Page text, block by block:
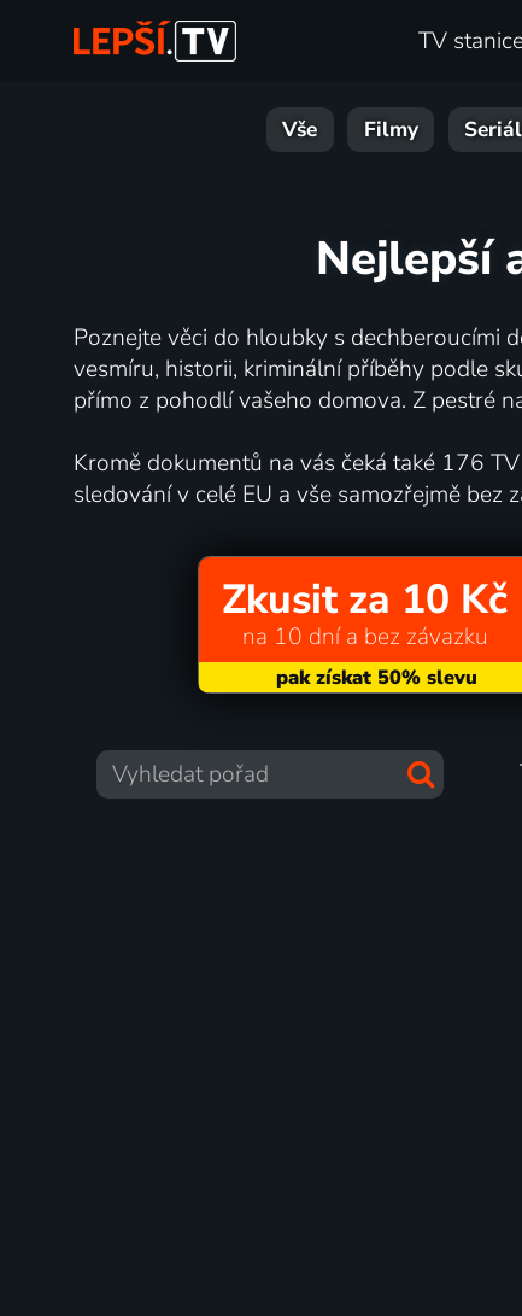
TV
Vše Filmy
Nejlepší
Poznejte věci do hloubky s dechberoucími
vesmíru, historii, kriminální příběhy podle
přímo z pohodlí vašeho domova. Z pestré
Kromě dokumentů na vás čeká také 176
sledování v celé EU a vše samozřejmě bez
Zkusit za 10 Kč
na 10 dní a bez závazku